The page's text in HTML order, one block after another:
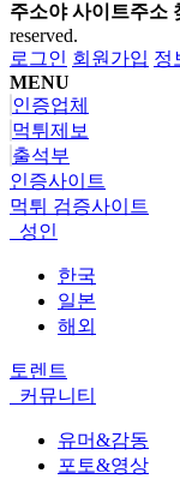
주소야 사이트주소
reserved.
로그인 회원가입 정
MENU
인증업체
먹튀제보
출석부
인증사이트
먹튀 검증사이트
성인
한국
일본
해외
토렌트
커뮤니티
유머&감동
포토&영상